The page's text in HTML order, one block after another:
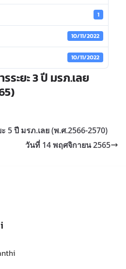
1
10/11/2022
10/11/2022
ะยะ 3 ปี มรภ.เลย
5 ปี มรภ.เลย (พ.ศ.2566-2570)
วันที่ 14 พฤศจิกายน 2565